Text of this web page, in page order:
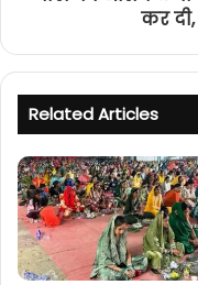
कर दी,
Related Articles